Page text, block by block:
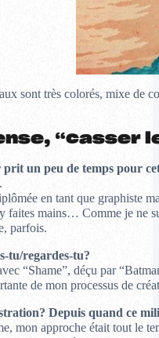
sont très colorés, mixe de
“casser
un peu de temps pour
en tant que graphiste
mains… Comme je ne
parfois.
tu/regardes-tu?
“Shame”, déçu par
de mon processus de
Depuis quand ce
mon approche était tout le